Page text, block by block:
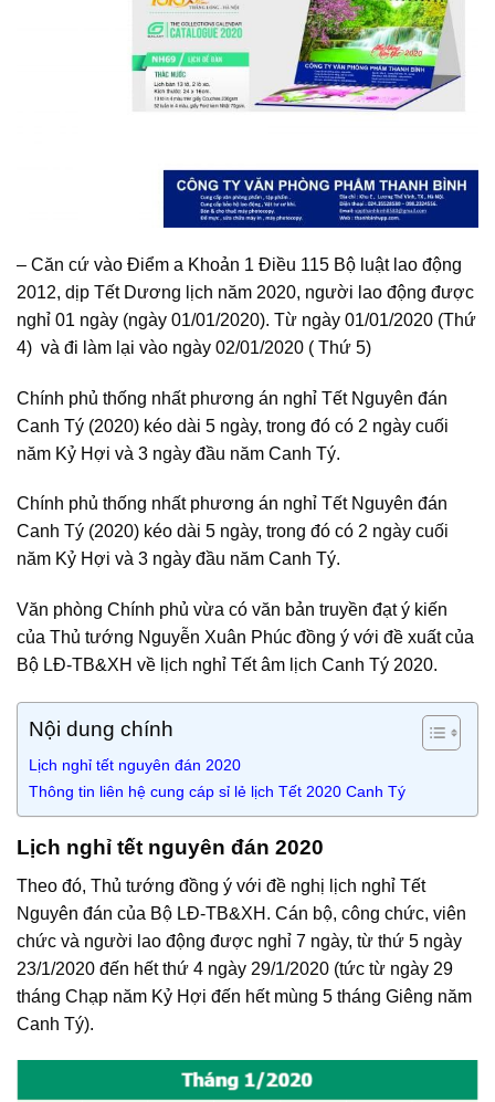
– Căn cứ vào Điểm a Khoản 1 Điều 115 Bộ luật lao động
2012, dịp Tết Dương lịch năm 2020, người lao động được
nghỉ 01 ngày (ngày 01/01/2020). Từ ngày 01/01/2020 (Thứ
4) và đi làm lại vào ngày 02/01/2020 ( Thứ 5)
Chính phủ thống nhất phương án nghỉ Tết Nguyên đán
Canh Tý (2020) kéo dài 5 ngày, trong đó có 2 ngày cuối
năm Kỷ Hợi và 3 ngày đầu năm Canh Tý.
Chính phủ thống nhất phương án nghỉ Tết Nguyên đán
Canh Tý (2020) kéo dài 5 ngày, trong đó có 2 ngày cuối
năm Kỷ Hợi và 3 ngày đầu năm Canh Tý.
Văn phòng Chính phủ vừa có văn bản truyền đạt ý kiến
của Thủ tướng Nguyễn Xuân Phúc đồng ý với đề xuất của
Bộ LĐ-TB&XH về lịch nghỉ Tết âm lịch Canh Tý 2020.
Nội dung chính
Lịch nghỉ tết nguyên đán 2020
Thông tin liên hệ cung cáp sỉ lẻ lịch Tết 2020 Canh Tý
Lịch nghỉ tết nguyên đán 2020
Theo đó, Thủ tướng đồng ý với đề nghị lịch nghỉ Tết
Nguyên đán của Bộ LĐ-TB&XH. Cán bộ, công chức, viên
chức và người lao động được nghỉ 7 ngày, từ thứ 5 ngày
23/1/2020 đến hết thứ 4 ngày 29/1/2020 (tức từ ngày 29
tháng Chạp năm Kỷ Hợi đến hết mùng 5 tháng Giêng năm
Canh Tý).